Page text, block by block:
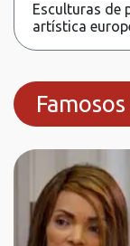
Esculturas de
artística
Famosos